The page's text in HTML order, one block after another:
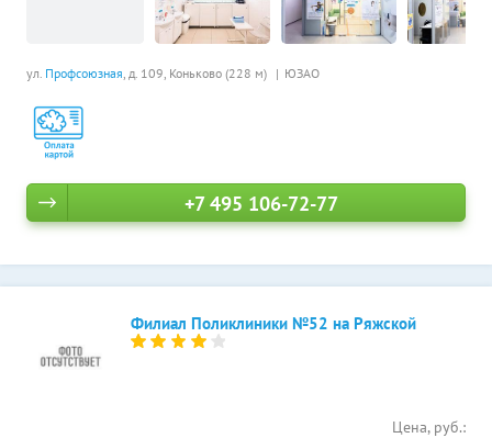
ул. Профсоюзная, д. 109, Коньково (228 м) ЮЗАО
+7 495 106-72-77
Филиал Поликлиники №52 на Ряжской
Цена, руб.: